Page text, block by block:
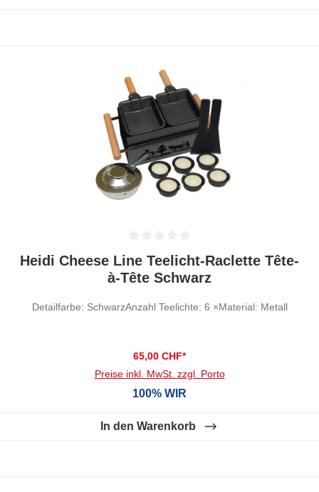
Durchschnittliche Bewertung von 0 von 5 Sternen
Heidi Cheese Line Teelicht-Raclette Tête-
à-Tête Schwarz
Detailfarbe: SchwarzAnzahl Teelichte: 6 ×Material: Metall
65,00 CHF*
Preise inkl. MwSt. zzgl. Porto
100% WIR
In den Warenkorb